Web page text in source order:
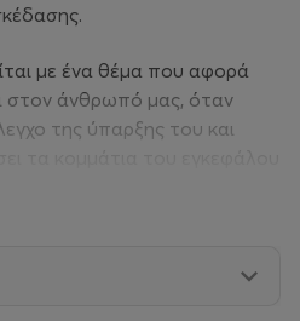
με ένα θέμα που αφορά
στον άνθρωπό μας, όταν
της ύπαρξης του και
δεν μπορούν να μας